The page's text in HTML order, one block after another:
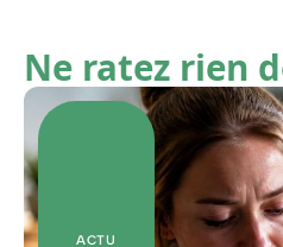
Ne ratez rien
ACTU